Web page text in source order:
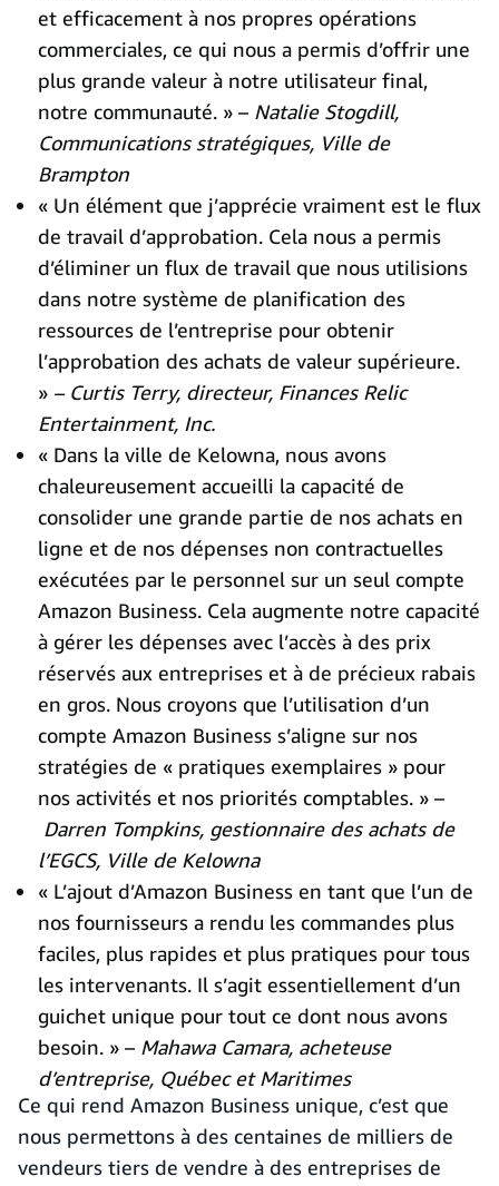
et efficacement à nos propres opérations
commerciales, ce qui nous a permis d’offrir une
plus grande valeur à notre utilisateur final,
notre communauté. » – Natalie Stogdill,
Communications stratégiques, Ville de
Brampton
« Un élément que j’apprécie vraiment est le flux
de travail d’approbation. Cela nous a permis
d’éliminer un flux de travail que nous utilisions
dans notre système de planification des
ressources de l’entreprise pour obtenir
l’approbation des achats de valeur supérieure.
» – Curtis Terry, directeur, Finances Relic
Entertainment, Inc.
« Dans la ville de Kelowna, nous avons
chaleureusement accueilli la capacité de
consolider une grande partie de nos achats en
ligne et de nos dépenses non contractuelles
exécutées par le personnel sur un seul compte
Amazon Business. Cela augmente notre capacité
à gérer les dépenses avec l’accès à des prix
réservés aux entreprises et à de précieux rabais
en gros. Nous croyons que l’utilisation d’un
compte Amazon Business s’aligne sur nos
stratégies de « pratiques exemplaires » pour
nos activités et nos priorités comptables. » –
Darren Tompkins, gestionnaire des achats de
l’EGCS, Ville de Kelowna
« L’ajout d’Amazon Business en tant que l’un de
nos fournisseurs a rendu les commandes plus
faciles, plus rapides et plus pratiques pour tous
les intervenants. Il s’agit essentiellement d’un
guichet unique pour tout ce dont nous avons
besoin. » – Mahawa Camara, acheteuse
d’entreprise, Québec et Maritimes
Ce qui rend Amazon Business unique, c’est que
nous permettons à des centaines de milliers de
vendeurs tiers de vendre à des entreprises de